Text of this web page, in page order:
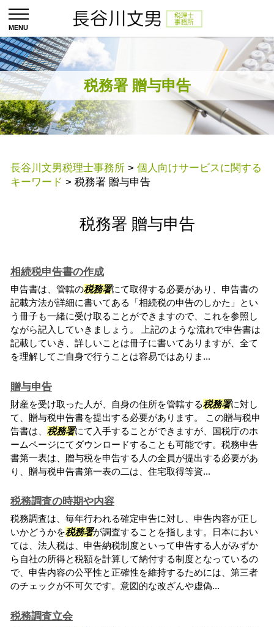
税務署 贈与申告
長谷川文男税理士事務所 > 個人向けサービスに関する
キーワード > 税務署 贈与申告
税務署 贈与申告
相続税申告書の作成
申告書は、管轄の税務署にて取得する必要があり、申告書の
記載方法が詳細に書いてある「相続税の申告のしかた」とい
う冊子も一緒に受け取ることができますので、これを参照し
ながら記入していきましょう。 上記のような流れで申告書は
記載していき、詳しいことは冊子に書いてありますが、全て
を理解してご自身で行うことは容易ではありま...
贈与申告
財産を受け取った人が、自身の住所を管轄する税務署に対し
て、贈与税申告書を提出する必要があります。 この贈与税申
告書は、 税務署にて入手することができますが、国税庁のホ
ームページにてダウンロードすることも可能です。税務申告
書第一表は、贈与税を申告する人の全員が提出する必要があ
り、贈与税申告書第一表の二は、住宅取得等資...
税務調査の時期や内容
税務調査は、毎年行われる確定申告に対し、申告内容が正し
いかどうかを税務署が調査することを指します。日本におい
ては、法人税は、申告納税制度といって申告する人がみずか
ら自社の所得と税額を計算して納付する制度となっているの
で、申告内容の公平性と正確性を維持するためには、第三者
のチェックが不可欠です。意図的な改ざんや虚偽...
税務調査立会